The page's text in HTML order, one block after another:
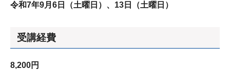
令和7年9月6日（土曜日）、13日（土曜日）
受講経費
8,200円